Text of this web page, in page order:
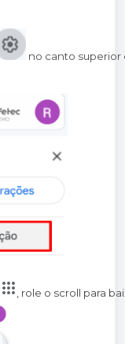
no canto superior
, role o scroll para